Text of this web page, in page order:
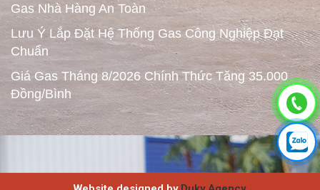
Gas Nhà Hàng An Toàn
Lưu Ý Lắp Đặt Hệ Thống Gas Công Nghiệp Đạt
Chuẩn
Giá Gas Tháng 8/2026 Chính Thức Tăng 35.000
Đồng/Bình